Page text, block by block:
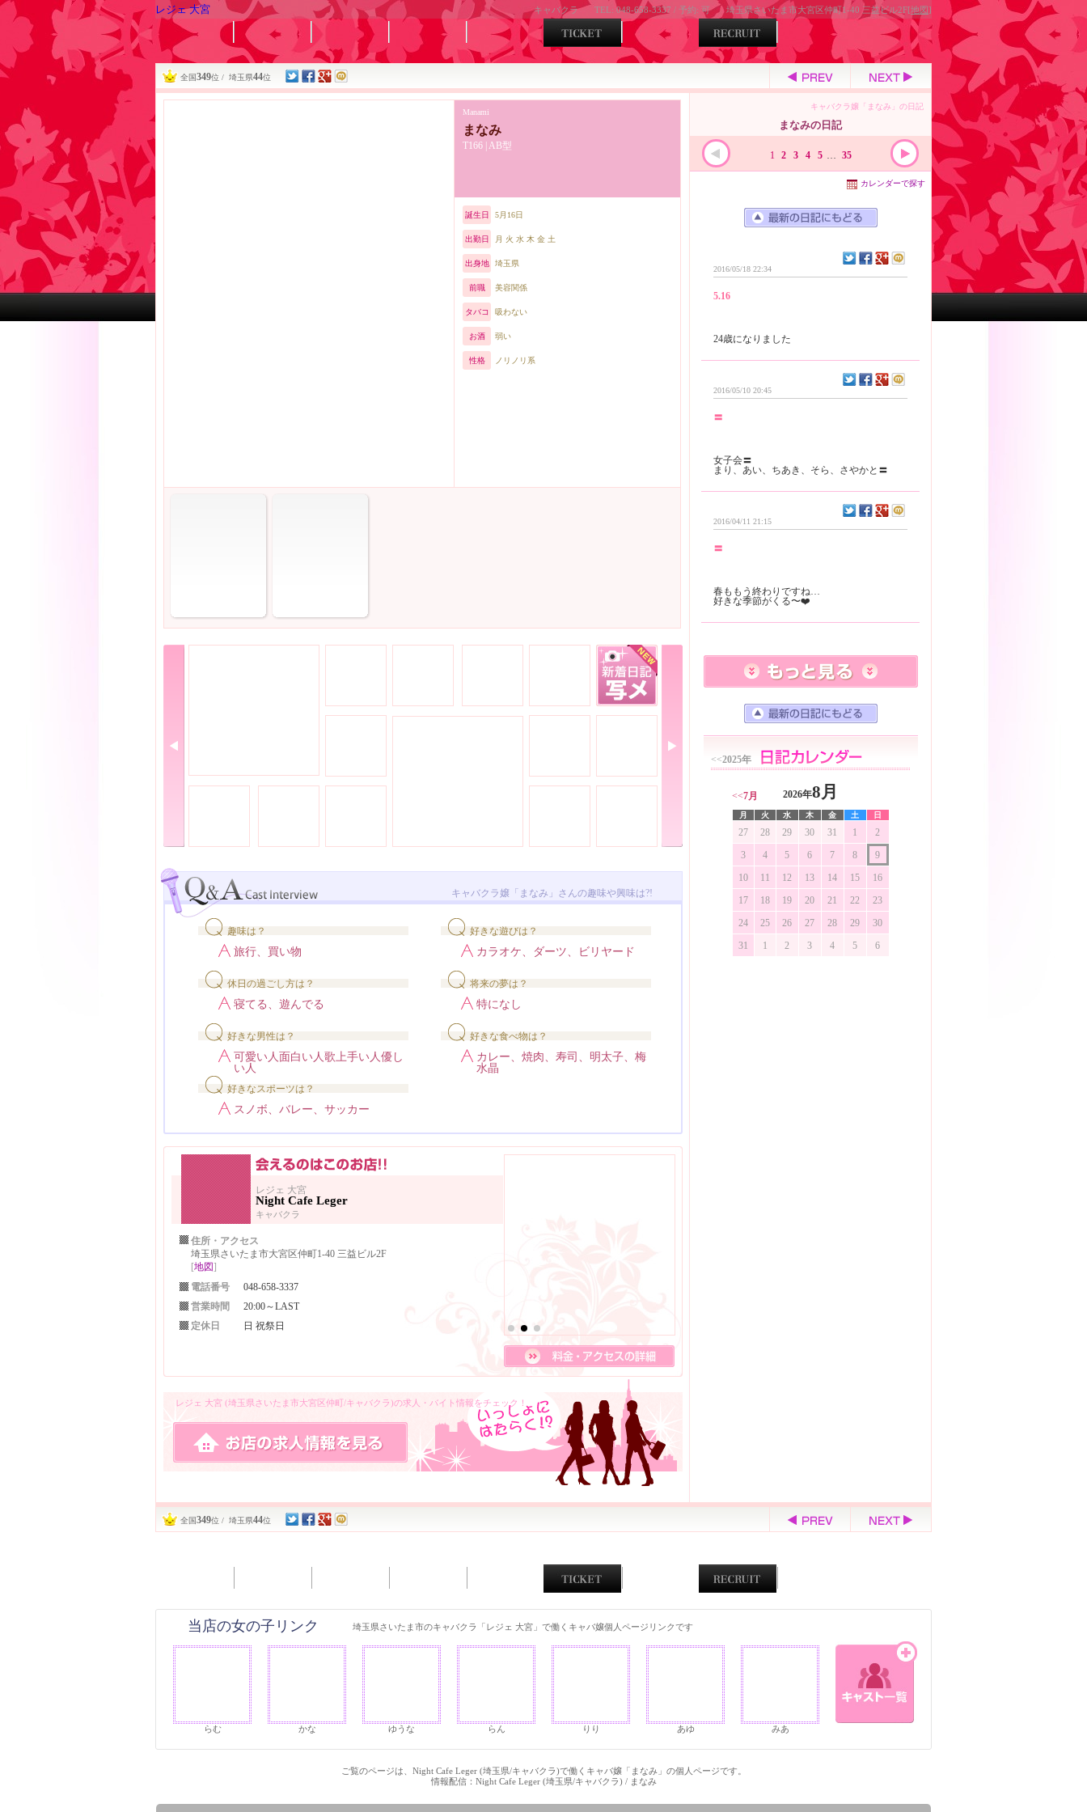
レジェ 大宮 キャバクラ TEL: 048-658-3337 / 予約: 可 埼玉県さいたま市大宮区仲町1-40 三益ビル2F[地図]
全国349位 / 埼玉県44位
まなみ
Manami
T166 | AB型
誕生日 5月16日
出勤日 月 火 水 木 金 土
出身地 埼玉県
前職 美容関係
タバコ 吸わない
お酒 弱い
性格 ノリノリ系
キャバクラ嬢「まなみ」さんの趣味や興味は?!
趣味は？
旅行、買い物
好きな遊びは？
カラオケ、ダーツ、ビリヤード
休日の過ごし方は？
寝てる、遊んでる
将来の夢は？
特になし
好きな男性は？
可愛い人面白い人歌上手い人優し
い人
好きな食べ物は？
カレー、焼肉、寿司、明太子、梅
水晶
好きなスポーツは？
スノボ、バレー、サッカー
レジェ 大宮
Night Cafe Leger
キャバクラ
住所・アクセス
埼玉県さいたま市大宮区仲町1-40 三益ビル2F
[地図]
電話番号
048-658-3337
営業時間
20:00～LAST
定休日
日 祝祭日
レジェ 大宮 (埼玉県さいたま市大宮区仲町/キャバクラ)の求人・バイト情報をチェック！
まなみの日記
キャバクラ嬢「まなみ」の日記
1 2 3 4 5 … 35
カレンダーで探す
2016/05/18 22:34
5.16
2016/05/10 20:45
〓
女子会〓
2016/04/11 21:15
〓
春ももう終わりですね…
<<2025年
2026年8月
<<7月
月 火 水 木 金 土 日
27 28 29 30 31 1
2
3
4 5 6 7 8
9
10
11 12 13 14 15
16
17
18 19 20 21 22
23
24
25 26 27 28 29
30
31
1 2 3 4 5 6
全国349位 / 埼玉県44位
当店の女の子リンク 埼玉県さいたま市のキャバクラ「レジェ 大宮」で働くキャバ嬢個人ページリンクです
らむ かな ゆうな らん りり あゆ みあ
ご覧のページは、Night Cafe Leger (埼玉県/キャバクラ)で働くキャバ嬢「まなみ」の個人ページです。
情報配信：Night Cafe Leger (埼玉県/キャバクラ) / まなみ